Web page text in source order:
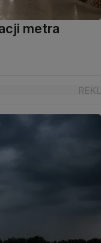
metra